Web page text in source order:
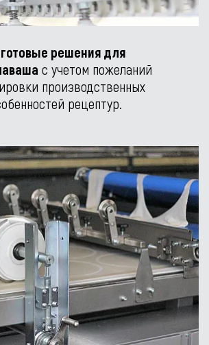
готовые решения для
с учетом пожеланий
производственных
рецептур.